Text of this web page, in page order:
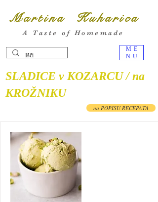
ME
NU
Martina Kuharica
A Taste of Homemade
SLADICE v KOZARCU / na
KROŽNIKU
na POPISU RECEPATA